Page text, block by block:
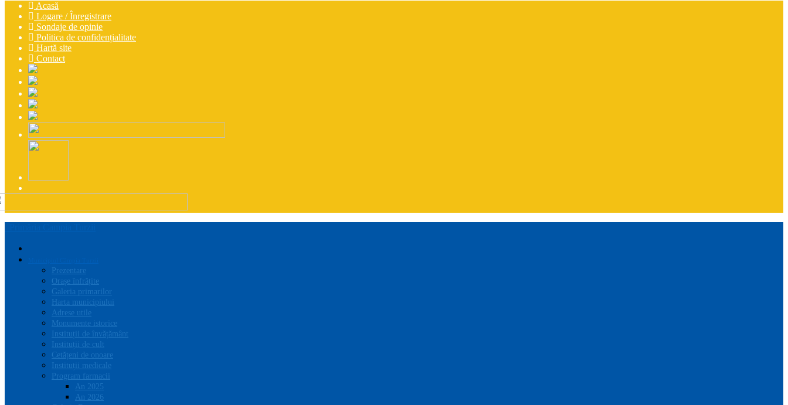
Acasă
Logare / Înregistrare
Sondaje de opinie
Politica de confidențialitate
Hartă site
Contact
Prezentare
Orașe înfrățite
Galeria primarilor
Harta municipiului
Adrese utile
Monumente istorice
Instituții de învățământ
Instituții de cult
Cetățeni de onoare
Instituții medicale
Program farmacii
An 2025
An 2026